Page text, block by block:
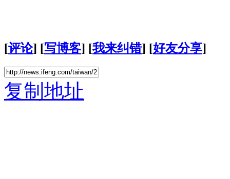
[评论] [写博客] [我来纠错] [好友分享]
复制地址